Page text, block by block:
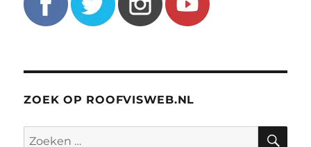
ZOEK OP ROOFVISWEB.NL
Zoeken